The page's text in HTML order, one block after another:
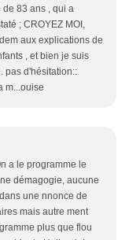
83 ans , qui a
; CROYEZ MOI,
aux explications de
, et bien je suis
pas d'hésitation::
m...ouise
a le programme le
démagogie, aucune
une nnonce de
mais autre ment
plus que flou